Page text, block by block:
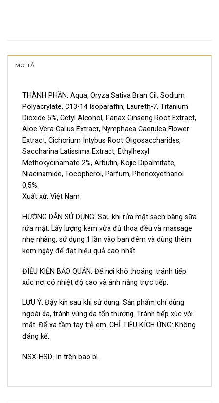
MÔ TẢ
THÀNH PHẦN: Aqua, Oryza Sativa Bran Oil, Sodium
Polyacrylate, C13-14 Isoparaffin, Laureth-7, Titanium
Dioxide 5%, Cetyl Alcohol, Panax Ginseng Root Extract,
Aloe Vera Callus Extract, Nymphaea Caerulea Flower
Extract, Cichorium Intybus Root Oligosaccharides,
Saccharina Latissima Extract, Ethylhexyl
Methoxycinamate 2%, Arbutin, Kojic Dipalmitate,
Niacinamide, Tocopherol, Parfum, Phenoxyethanol
0,5%.
Xuất xứ: Việt Nam
HƯỚNG DẪN SỬ DỤNG: Sau khi rửa mặt sạch bằng sữa
rửa mặt. Lấy lượng kem vừa đủ thoa đều và massage
nhẹ nhàng, sử dụng 1 lần vào ban đêm và dùng thêm
kem ngày để đạt hiệu quả cao nhất.
ĐIỀU KIỆN BẢO QUẢN: Để nơi khô thoáng, tránh tiếp
xúc nơi có nhiệt độ cao và ánh nắng trực tiếp.
LƯU Ý: Đậy kín sau khi sử dụng. Sản phẩm chỉ dùng
ngoài da, tránh vùng da tổn thương. Tránh tiếp xúc với
mắt. Để xa tầm tay trẻ em. CHỈ TIÊU KÍCH ỨNG: Không
đáng kể.
NSX-HSD: In trên bao bì.